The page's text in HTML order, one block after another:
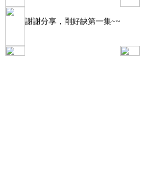
謝謝分享，剛好缺第一集~~